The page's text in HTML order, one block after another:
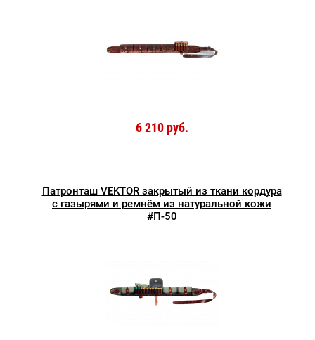
6 210 руб.
Патронташ VEKTOR закрытый из ткани кордура
с газырями и ремнём из натуральной кожи
#П-50